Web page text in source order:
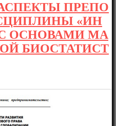
ПРЕПО
«ИН
ОСНОВАМИ МА
БИОСТАТИСТ